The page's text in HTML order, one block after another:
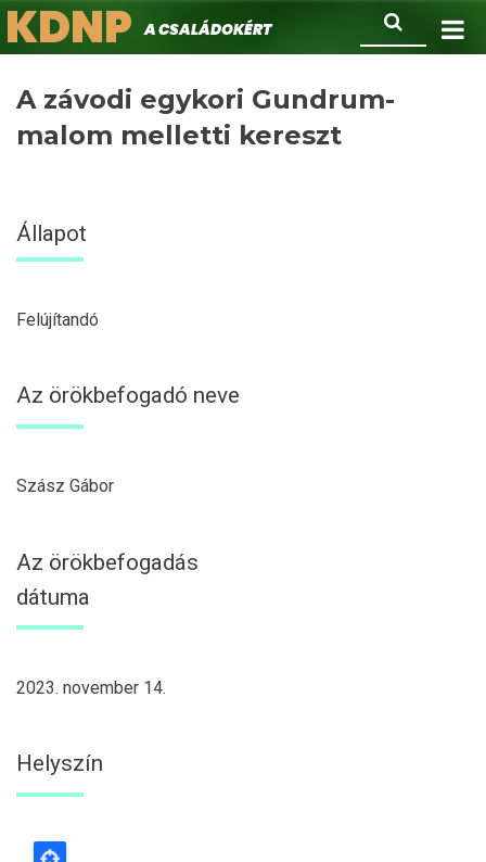
Ugrás
a
Keresés
KDNPA családokért.
A závodi egykori Gundrum-
malom melletti kereszt
Állapot
Felújítandó
Az örökbefogadó neve
Szász Gábor
Az örökbefogadás
dátuma
2023. november 14.
Helyszín